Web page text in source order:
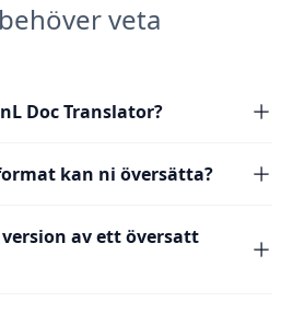
veta
Doc Translator?
kan ni översätta?
av ett översatt